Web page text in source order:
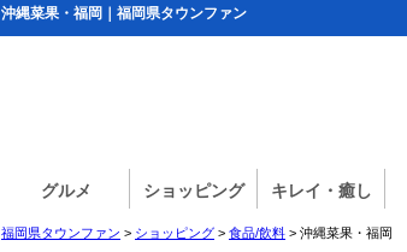
沖縄菜果・福岡｜福岡県タウンファン
グルメ ショッピング キレイ・癒し
福岡県タウンファン > ショッピング > 食品/飲料 > 沖縄菜果・福岡